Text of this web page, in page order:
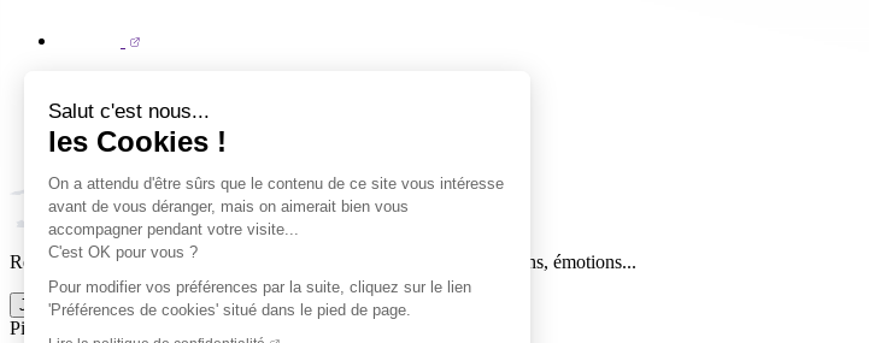
Salut c'est nous...
les Cookies !
On a attendu d'être sûrs que le contenu de ce site vous intéresse
avant de vous déranger, mais on aimerait bien vous
accompagner pendant votre visite...
C'est OK pour vous ?
Pour modifier vos préférences par la suite, cliquez sur le lien
'Préférences de cookies' situé dans le pied de page.
Reçois par email ta dose officielle de Clermont Foot 63 : actus, matchs, émotions...
Je m'inscris à la newsletter
Pied de page (liens légaux)